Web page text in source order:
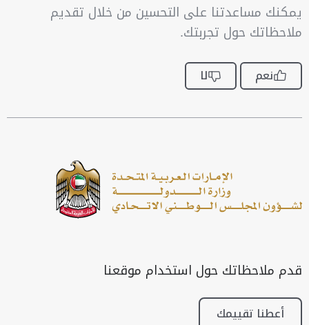
يمكنك مساعدتنا على التحسين من خلال تقديم
ملاحظاتك حول تجربتك.
نعم لا
قدم ملاحظاتك حول استخدام موقعنا
أعطنا تقييمك